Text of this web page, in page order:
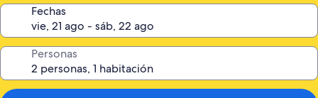
Fechas
Personas